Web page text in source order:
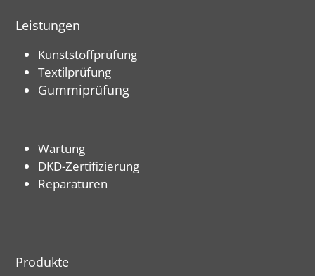
Leistungen
Kunststoffprüfung
Textilprüfung
Gummiprüfung
Wartung
DKD-Zertifizierung
Reparaturen
Produkte